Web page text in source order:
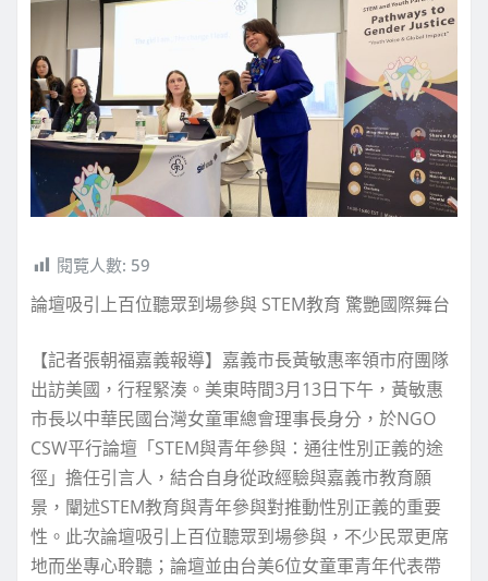
閱覽人數: 59
論壇吸引上百位聽眾到場參與 STEM教育 驚艷國際舞台
【記者張朝福嘉義報導】嘉義市長黃敏惠率領市府團隊
出訪美國，行程緊湊。美東時間3月13日下午，黃敏惠
市長以中華民國台灣女童軍總會理事長身分，於NGO
CSW平行論壇「STEM與青年參與：通往性別正義的途
徑」擔任引言人，結合自身從政經驗與嘉義市教育願
景，闡述STEM教育與青年參與對推動性別正義的重要
性。此次論壇吸引上百位聽眾到場參與，不少民眾更席
地而坐專心聆聽；論壇並由台美6位女童軍青年代表帶